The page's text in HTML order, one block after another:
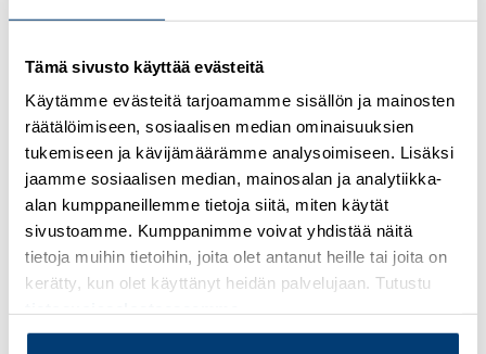
Tämä sivusto käyttää evästeitä
Käytämme evästeitä tarjoamamme sisällön ja mainosten
räätälöimiseen, sosiaalisen median ominaisuuksien
tukemiseen ja kävijämäärämme analysoimiseen. Lisäksi
jaamme sosiaalisen median, mainosalan ja analytiikka-
alan kumppaneillemme tietoja siitä, miten käytät
sivustoamme. Kumppanimme voivat yhdistää näitä
tietoja muihin tietoihin, joita olet antanut heille tai joita on
kerätty, kun olet käyttänyt heidän palvelujaan. Tutustu
AKU70/10
EAN
PRODUCT LENGTH/DEPTH
PRODUCT HEIGHT
42 mm